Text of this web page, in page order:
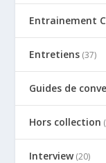
Entrainement
Entretiens (37)
Guides de
Hors collection
Interview(20)